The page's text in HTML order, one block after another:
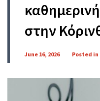
στην
June 16, 2026 Posted in